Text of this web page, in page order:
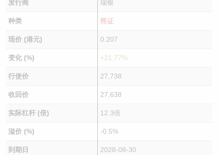
发行商 瑞银
种类 熊证
现价 (港元) 0.207
变化 (%) +21.77%
行使价 27,738
收回价 27,638
实际杠杆 (倍) 12.3倍
溢价 (%) -0.5%
到期日
2028-08-30